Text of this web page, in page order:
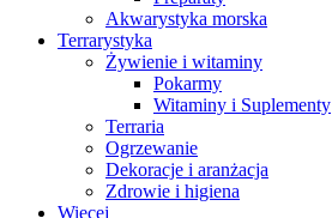
Akwarystyka morska
Terrarystyka
Żywienie i witaminy
Pokarmy
Witaminy i Suplementy
Terraria
Ogrzewanie
Dekoracje i aranżacja
Zdrowie i higiena
Więcej